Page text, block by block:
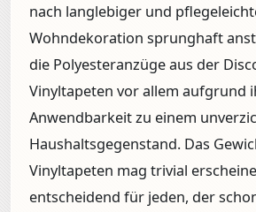
nach langlebiger und
Wohndekoration sprunghaft
die Polyesteranzüge aus der
Vinyltapeten vor allem aufgrund
Anwendbarkeit zu einem
Haushaltsgegenstand. Das
Vinyltapeten mag trivial
entscheidend für jeden, der